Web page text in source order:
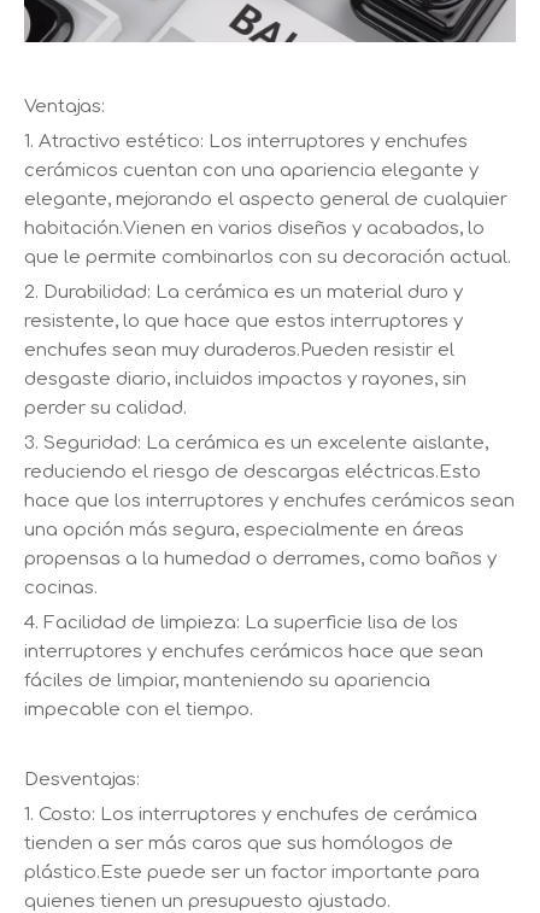
Ventajas:
1. Atractivo estético: Los interruptores y enchufes
cerámicos cuentan con una apariencia elegante y
elegante, mejorando el aspecto general de cualquier
habitación.Vienen en varios diseños y acabados, lo
que le permite combinarlos con su decoración actual.
2. Durabilidad: La cerámica es un material duro y
resistente, lo que hace que estos interruptores y
enchufes sean muy duraderos.Pueden resistir el
desgaste diario, incluidos impactos y rayones, sin
perder su calidad.
3. Seguridad: La cerámica es un excelente aislante,
reduciendo el riesgo de descargas eléctricas.Esto
hace que los interruptores y enchufes cerámicos sean
una opción más segura, especialmente en áreas
propensas a la humedad o derrames, como baños y
cocinas.
4. Facilidad de limpieza: La superficie lisa de los
interruptores y enchufes cerámicos hace que sean
fáciles de limpiar, manteniendo su apariencia
impecable con el tiempo.
Desventajas:
1. Costo: Los interruptores y enchufes de cerámica
tienden a ser más caros que sus homólogos de
plástico.Este puede ser un factor importante para
quienes tienen un presupuesto ajustado.